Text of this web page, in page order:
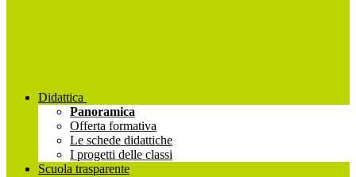
Didattica
Panoramica
Offerta formativa
Le schede didattiche
I progetti delle classi
Scuola trasparente